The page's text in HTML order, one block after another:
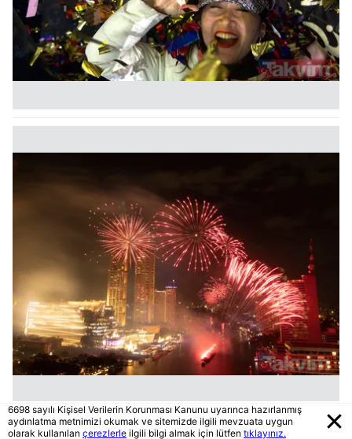
6698 sayılı Kişisel Verilerin Korunması Kanunu uyarınca hazırlanmış
aydınlatma metnimizi okumak ve sitemizde ilgili mevzuata uygun
olarak kullanılan çerezlerle ilgili bilgi almak için lütfen tıklayınız.